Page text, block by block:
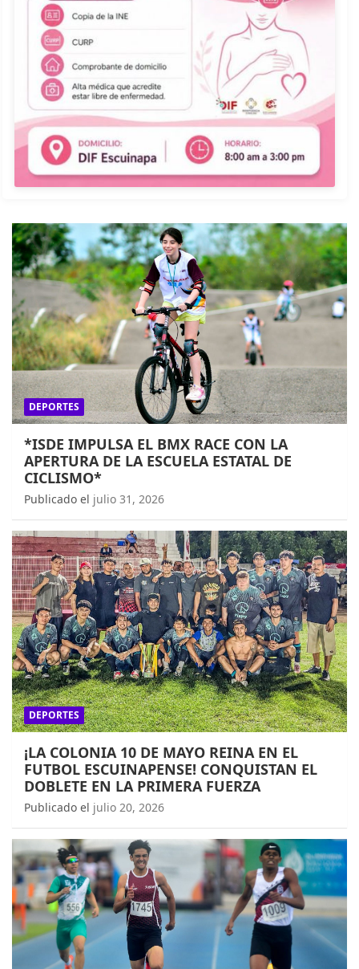
DEPORTES
*ISDE IMPULSA EL BMX RACE CON LA
APERTURA DE LA ESCUELA ESTATAL DE
CICLISMO*
Publicado el julio 31, 2026
DEPORTES
¡LA COLONIA 10 DE MAYO REINA EN EL
FUTBOL ESCUINAPENSE! CONQUISTAN EL
DOBLETE EN LA PRIMERA FUERZA
Publicado el julio 20, 2026